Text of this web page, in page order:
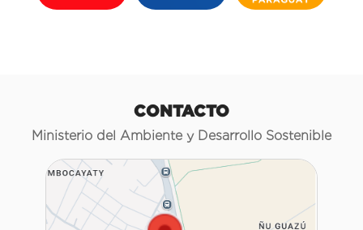
CONTACTO
Ministerio del Ambiente y Desarrollo Sostenible